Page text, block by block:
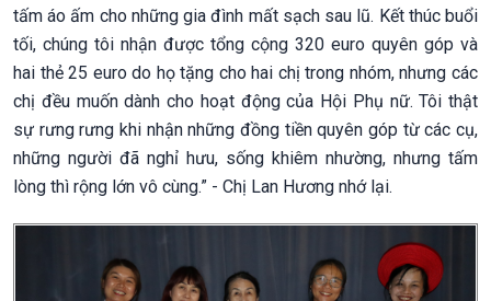
tấm áo ấm cho những gia đình mất sạch sau lũ. Kết thúc buổi
tối, chúng tôi nhận được tổng cộng 320 euro quyên góp và
hai thẻ 25 euro do họ tặng cho hai chị trong nhóm, nhưng các
chị đều muốn dành cho hoạt động của Hội Phụ nữ. Tôi thật
sự rưng rưng khi nhận những đồng tiền quyên góp từ các cụ,
những người đã nghỉ hưu, sống khiêm nhường, nhưng tấm
lòng thì rộng lớn vô cùng.” - Chị Lan Hương nhớ lại.